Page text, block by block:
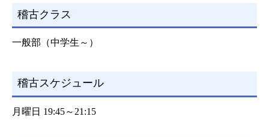
稽古クラス
一般部（中学生～）
稽古スケジュール
月曜日 19:45～21:15